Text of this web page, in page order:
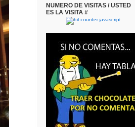
NUMERO DE VISITAS / USTED
ES LA VISITA #